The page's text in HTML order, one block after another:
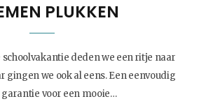
PLUKKEN
schoolvakantie deden we een ritje naar
gingen we ook al eens. Een eenvoudig
garantie voor een mooie…